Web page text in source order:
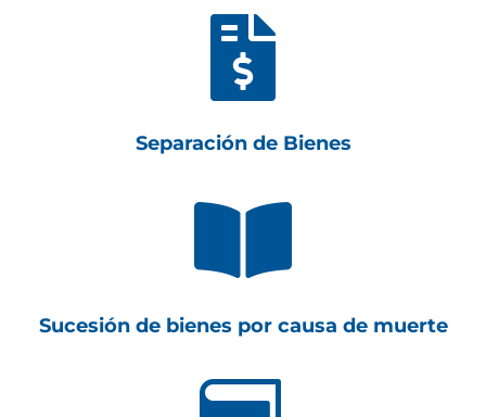

Separación de Bienes

Sucesión de bienes por causa de muerte